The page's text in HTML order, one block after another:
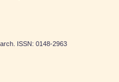
ISSN: 0148-2963